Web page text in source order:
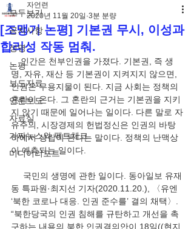
모두보기
공지사항
성명
논평
보도자료
언론보도
자료실
가짜뉴스와 팩트체크
미디어리포트
[조맹기 논평] 기본권 무시, 이성과
합리성 작동 멈춰.
자언련
2020년 11월 20일 3분 분량
    인간은 천부인권을 가졌다. 기본권, 즉 생
명, 자유, 재산 등 기본권이 지켜지지 않으면,
인권은 무용지물이 된다. 지금 사회는 정책의
혼란이 온다. 그 혼란의 근거는 기본권을 지키
지 않기 때문에 일어나는 일이다. 다른 말로 자
유주의, 시장경제의 헌법정신은 인권의 바탕
하에서 성립이 된다는 말이다. 정책의 난맥상
이 예측되는 일이다.
동 특파원·최지선 기자(2020.11.20.), 〈유엔
‘북한 코로나 대응. 인권 준수를’ 결의 채택〉.
“북한당국의 인권 침해를 규탄하고 개선을 촉
구하는 내용의 북한 인권결의안이 18일((현지